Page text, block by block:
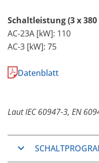
Schaltleistung (3 x 380
AC-23A [kW]: 110
AC-3 [kW]: 75
Datenblatt
Laut IEC 60947-3, EN